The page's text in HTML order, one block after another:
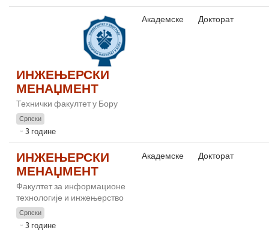
ИНЖЕЊЕРСКИ
МЕНАЏМЕНТ
Технички факултет у Бору
Српски
3 године
Академске Докторат
ИНЖЕЊЕРСКИ
МЕНАЏМЕНТ
Факултет за информационе
технологије и инжењерство
Српски
3 године
Академске Докторат